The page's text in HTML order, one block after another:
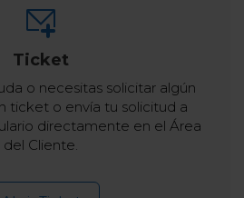
Ticket
o necesitas solicitar algún
ticket o envía tu solicitud a
directamente en el Área
del Cliente.